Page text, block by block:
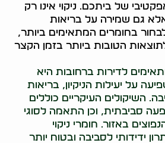
של ביתכם. ניקוי אינו רק
גם שמירה על בריאות
בחומרים המתאימים ביותר,
הטובות ביותר בזמן הקצר
לדירות ברחובות היא
על יעילות הניקיון, בריאות
השיקולים העיקריים כוללים
סביבתית, וכן התאמה לסוגי
באזור. חומרי ניקוי
ידידותי לסביבה ובטוח יותר